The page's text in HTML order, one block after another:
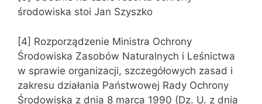
środowiska stoi Jan Szyszko
[4] Rozporządzenie Ministra Ochrony
Środowiska Zasobów Naturalnych i Leśnictwa
w sprawie organizacji, szczegółowych zasad i
zakresu działania Państwowej Rady Ochrony
Środowiska z dnia 8 marca 1990 (Dz. U. z dnia